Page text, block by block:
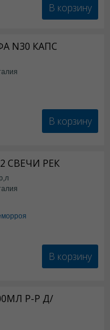
В корзину
N30 КАПС
В корзину
СВЕЧИ РЕК
В корзину
Р-Р Д/